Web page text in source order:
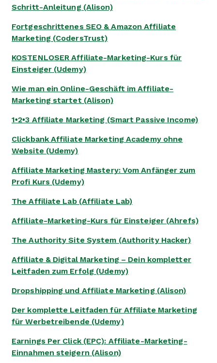
Schritt-Anleitung (Alison)
Fortgeschrittenes SEO & Amazon Affiliate
Marketing (CodersTrust)
KOSTENLOSER Affiliate-Marketing-Kurs für
Einsteiger (Udemy)
Wie man ein Online-Geschäft im Affiliate-
Marketing startet (Alison)
1•2•3 Affiliate Marketing (Smart Passive Income)
Clickbank Affiliate Marketing Academy ohne
Website (Udemy)
Affiliate Marketing Mastery: Vom Anfänger zum
Profi Kurs (Udemy)
The Affiliate Lab (Affiliate Lab)
Affiliate-Marketing-Kurs für Einsteiger (Ahrefs)
The Authority Site System (Authority Hacker)
Affiliate & Digital Marketing – Dein kompletter
Leitfaden zum Erfolg (Udemy)
Dropshipping und Affiliate Marketing (Alison)
Der komplette Leitfaden für Affiliate Marketing
für Werbetreibende (Udemy)
Earnings Per Click (EPC): Affiliate-Marketing-
Einnahmen steigern (Alison)